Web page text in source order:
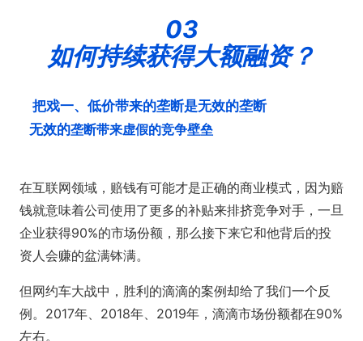
03
如何持续获得大额融资？
把戏一、低价带来的垄断是无效的垄断
无效的垄断带来虚假的竞争壁垒
在互联网领域，赔钱有可能才是正确的商业模式，因为赔
钱就意味着公司使用了更多的补贴来排挤竞争对手，一旦
企业获得90%的市场份额，那么接下来它和他背后的投
资人会赚的盆满钵满。
但网约车大战中，胜利的滴滴的案例却给了我们一个反
例。2017年、2018年、2019年，滴滴市场份额都在90%
左右。